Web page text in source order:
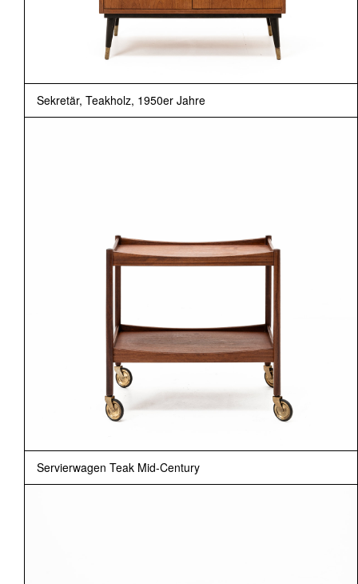
Sekretär, Teakholz, 1950er Jahre
Servierwagen Teak Mid-Century